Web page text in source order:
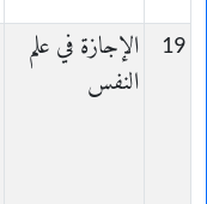
19
الإجازة في علم
النفس